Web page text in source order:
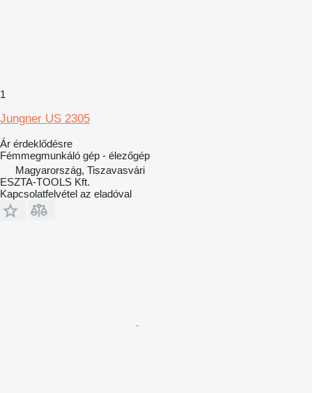
1
Jungner US 2305
Ár érdeklődésre
Fémmegmunkáló gép - élezőgép
Magyarország, Tiszavasvári
ESZTA-TOOLS Kft.
Kapcsolatfelvétel az eladóval